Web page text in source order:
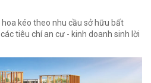
kéo theo nhu cầu sở hữu bất
tiêu chí an cư - kinh doanh sinh lời